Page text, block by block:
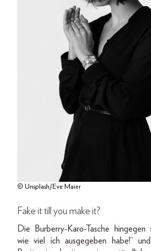
© Unsplash/Eve Maier
Fake it till you make it?
Die Burberry-Karo-Tasche hingegen
wie viel ich ausgegeben habe!“